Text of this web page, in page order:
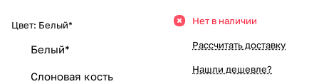
Цвет: Белый*
Белый*
Слоновая кость
Нет в наличии
Рассчитать доставку
Нашли дешевле?